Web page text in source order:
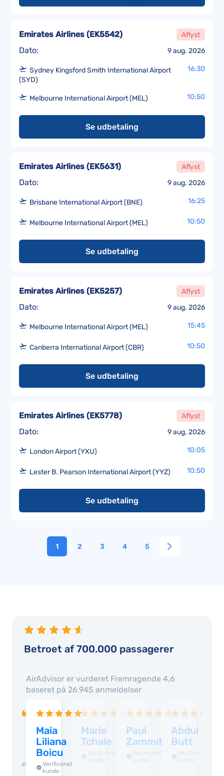
Dato: 9 aug. 2026
Emirates Airlines (EK5542) Aflyst
Sydney Kingsford Smith International Airport
(SYD)
16:30
Melbourne International Airport (MEL) 10:50
Se udbetaling
Dato: 9 aug. 2026
Emirates Airlines (EK5631) Aflyst
Brisbane International Airport (BNE) 16:25
Melbourne International Airport (MEL) 10:50
Se udbetaling
Dato: 9 aug. 2026
Emirates Airlines (EK5257) Aflyst
Melbourne International Airport (MEL) 15:45
Canberra International Airport (CBR) 10:50
Se udbetaling
Dato: 9 aug. 2026
Emirates Airlines (EK5778) Aflyst
London Airport (YXU) 10:05
Lester B. Pearson International Airport (YYZ) 10:50
Se udbetaling
1 2 3 4 5
Betroet af 700.000 passagerer
AirAdvisor er vurderet Fremragende 4,6
baseret på 26.945 anmeldelser
Maia
Liliana
Boicu
Verificeret
kunde
Marie
Tchale
Paul
Zammit
Abdul
Butt